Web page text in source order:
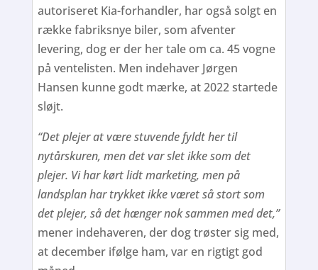
autoriseret Kia-forhandler, har også solgt en
række fabriksnye biler, som afventer
levering, dog er der her tale om ca. 45 vogne
på ventelisten. Men indehaver Jørgen
Hansen kunne godt mærke, at 2022 startede
sløjt.
“Det plejer at være stuvende fyldt her til
nytårskuren, men det var slet ikke som det
plejer. Vi har kørt lidt marketing, men på
landsplan har trykket ikke været så stort som
det plejer, så det hænger nok sammen med det,”
mener indehaveren, der dog trøster sig med,
at december ifølge ham, var en rigtigt god